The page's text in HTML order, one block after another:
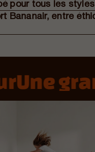
pour tous les
Bananair, entre